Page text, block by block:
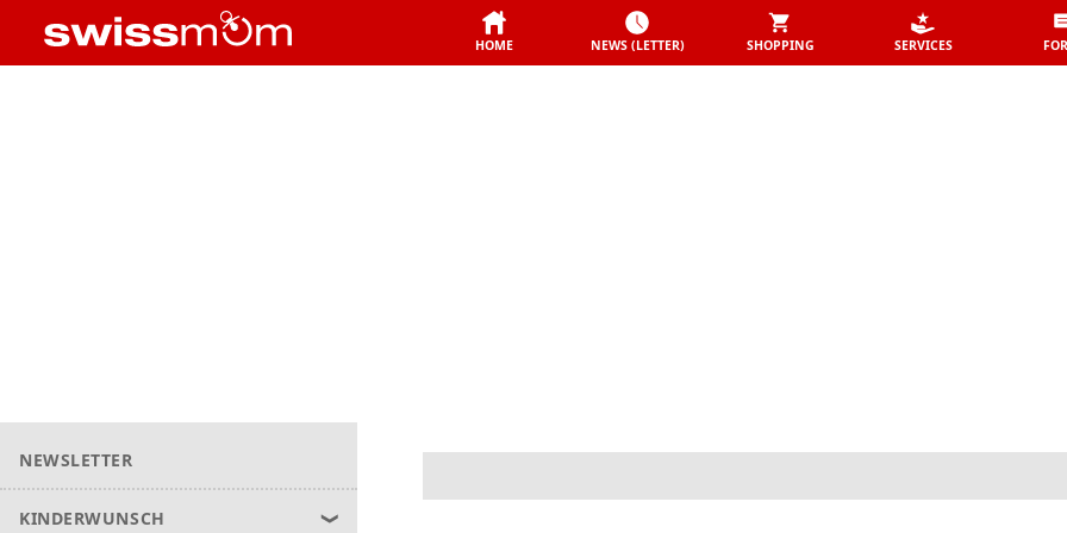
HOME NEWS (LETTER) SHOPPING SERVICES
NEWSLETTER
KINDERWUNSCH